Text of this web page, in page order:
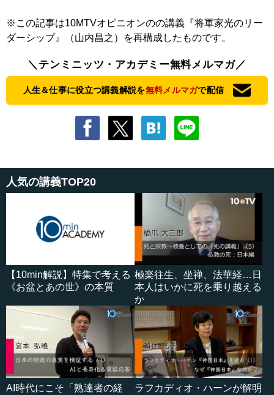
※この記事は10MTVオピニオンのの講義『将軍家光のリー
ダーシップ』（山内昌之）を再構成したものです。
＼テンミニッツ・アカデミー無料メルマガ／
人生＆仕事に役立つ講義解説を無料メルマガで配信
人気の講義TOP20
【10min解説】特集で考える
《お盆とあの世》の本質
極楽往生、坐禅、法華経…日
本人はいかに死を乗り越える
か
AI時代にこそ「熟達者の経
ラフカディオ・ハーンが解明